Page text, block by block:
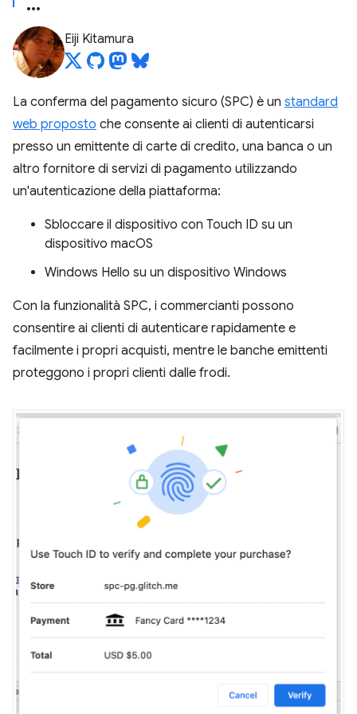
Eiji Kitamura
La conferma del pagamento sicuro (SPC) è un standard
web proposto che consente ai clienti di autenticarsi
presso un emittente di carte di credito, una banca o un
altro fornitore di servizi di pagamento utilizzando
un'autenticazione della piattaforma:
Sbloccare il dispositivo con Touch ID su un
dispositivo macOS
Windows Hello su un dispositivo Windows
Con la funzionalità SPC, i commercianti possono
consentire ai clienti di autenticare rapidamente e
facilmente i propri acquisti, mentre le banche emittenti
proteggono i propri clienti dalle frodi.